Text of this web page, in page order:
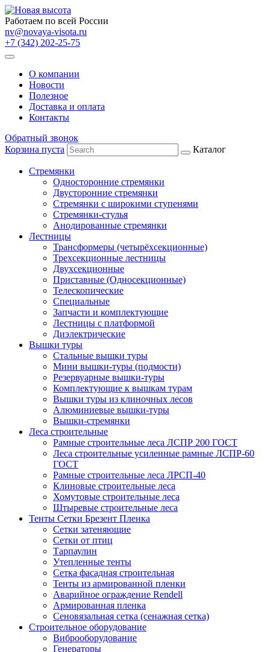
Работаем по всей России
nv@novaya-visota.ru
+7 (342) 202-25-75
О компании
Новости
Полезное
Доставка и оплата
Контакты
Обратный звонок
Корзина пуста
Каталог
Стремянки
Односторонние стремянки
Двусторонние стремянки
Стремянки с широкими ступенями
Стремянки-стулья
Анодированные стремянки
Лестницы
Трансформеры (четырёхсекционные)
Трехсекционные лестницы
Двухсекционные
Приставные (Односекционные)
Телескопические
Специальные
Запчасти и комплектующие
Лестницы с платформой
Диэлектрические
Вышки туры
Стальные вышки туры
Мини вышки-туры (подмости)
Резервуарные вышки-туры
Комплектующие к вышкам турам
Вышки туры из клиночных лесов
Алюминиевые вышки-туры
Вышки-стремянки
Леса строительные
Рамные строительные леса ЛСПР 200 ГОСТ
Леса строительные усиленные рамные ЛСПР-60
ГОСТ
Рамные строительные леса ЛРСП-40
Клиновые строительные леса
Хомутовые строительные леса
Штыревые строительные леса
Тенты Сетки Брезент Пленка
Сетки затеняющие
Сетки от птиц
Тарпаулин
Утепленные тенты
Сетка фасадная строительная
Тенты из армированной пленки
Аварийное ограждение Rendell
Армированная пленка
Сеновязальная сетка (сенажная сетка)
Строительное оборудование
Виброоборудование
Генераторы